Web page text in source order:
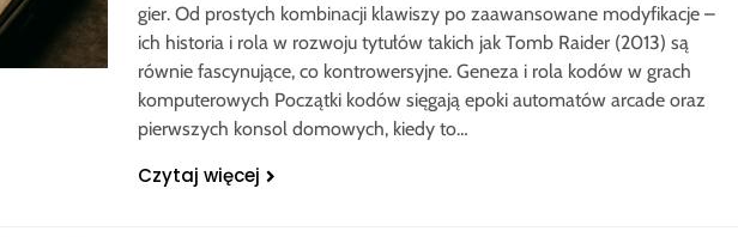
gier. Od prostych kombinacji klawiszy po zaawansowane modyfikacje –
ich historia i rola w rozwoju tytułów takich jak Tomb Raider (2013) są
równie fascynujące, co kontrowersyjne. Geneza i rola kodów w grach
komputerowych Początki kodów sięgają epoki automatów arcade oraz
pierwszych konsol domowych, kiedy to…
Czytaj więcej